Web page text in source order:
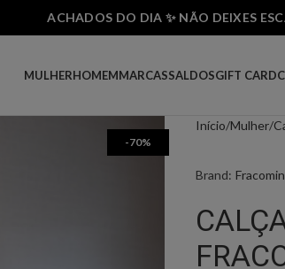
ACHADOS DO DIA ✨ NÃO DEIXES
MULHERHOMEMMARCASSALDOSGIFT CARD
-70%
Início Mulher
Brand: